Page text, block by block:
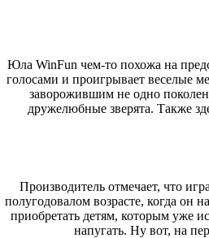
Юла WinFun чем-то похожа на
голосами и проигрывает веселые
заворожившим не одно
дружелюбные зверята. Также
Производитель отмечает, что
полугодовалом возрасте, когда он
приобретать детям, которым уже
напугать. Ну вот, на